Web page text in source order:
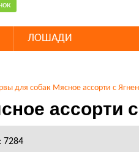
ЛОШАДИ
для собак Мясное ассорти с
ассорти
7284